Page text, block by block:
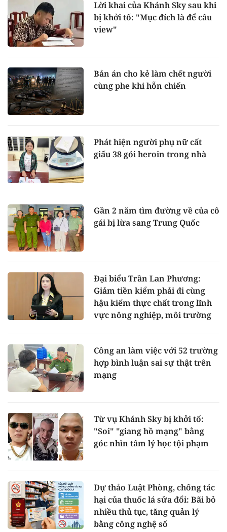
Lời khai của Khánh Sky sau khi
bị khởi tố: "Mục đích là để câu
view"
Bản án cho kẻ làm chết người
cùng phe khi hỗn chiến
Phát hiện người phụ nữ cất
giấu 38 gói heroin trong nhà
Gần 2 năm tìm đường về của cô
gái bị lừa sang Trung Quốc
Đại biểu Trần Lan Phương:
Giảm tiền kiểm phải đi cùng
hậu kiểm thực chất trong lĩnh
vực nông nghiệp, môi trường
Công an làm việc với 52 trường
hợp bình luận sai sự thật trên
mạng
Từ vụ Khánh Sky bị khởi tố:
"Soi" "giang hồ mạng" bằng
góc nhìn tâm lý học tội phạm
Dự thảo Luật Phòng, chống tác
hại của thuốc lá sửa đổi: Bãi bỏ
nhiều thủ tục, tăng quản lý
bằng công nghệ số